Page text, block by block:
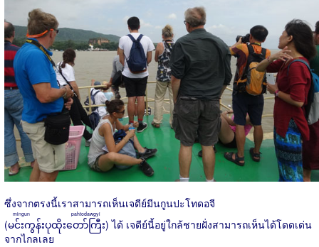
ซึ่งจากตรงนี้เราสามารถเห็นเจดีย์มีนกูนปะโทดอจี
(မင်းကွန်းပုထိုးတော်ကြီး
mingun pahtodawgyi
) ได้ เจดีย์นี้อยู่ใกล้ชายฝั่งสามารถเห็นได้โดดเด่น
จากไกลเลย